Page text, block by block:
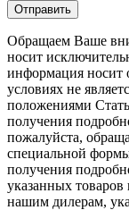
Обращаем Ваше
носит
информация носит
условиях не
положениями
получения
пожалуйста,
специальной
получения
указанных
нашим дилерам,